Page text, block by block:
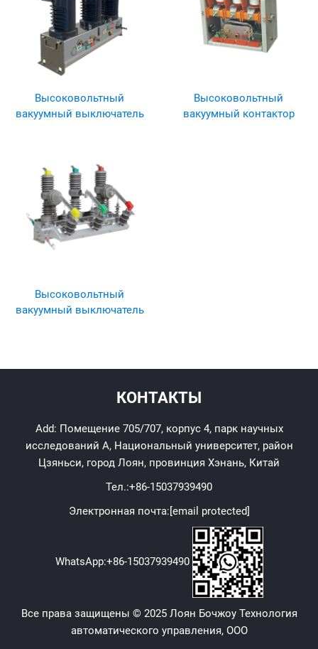
Высоковольтный
вакуумный выключатель
Высоковольтный
вакуумный контактор
Высоковольтный
вакуумный выключатель
КОНТАКТЫ
Add: Помещение 705/707, корпус 4, парк научных
исследований A, Национальный университет, район
Цзяньси, город Лоян, провинция Хэнань, Китай
Тел.:+86-15037939490
Электронная почта:[email protected]
WhatsApp:+86-15037939490
Все права защищены © 2025 Лоян Бочжоу Технология
автоматического управления, ООО